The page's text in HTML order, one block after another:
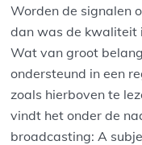
Worden de signalen
dan was de kwaliteit
Wat van groot
ondersteund in een
zoals hierboven te
vindt het onder de
broadcasting: A